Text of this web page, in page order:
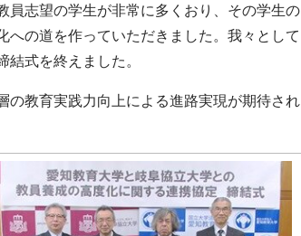
志望の学生が非常に多くおり、その学生の
の道を作っていただきました。我々として
式を終えました。
教育実践力向上による進路実現が期待され